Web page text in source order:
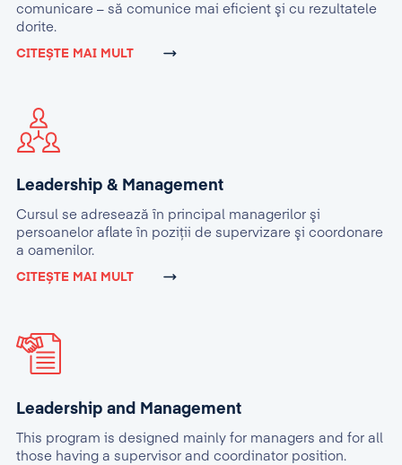
comunicare – să comunice mai eficient şi cu rezultatele
dorite.
CITEȘTE MAI MULT
Leadership & Management
Cursul se adresează în principal managerilor şi
persoanelor aflate în poziţii de supervizare şi coordonare
a oamenilor.
CITEȘTE MAI MULT
Leadership and Management
This program is designed mainly for managers and for all
those having a supervisor and coordinator position.